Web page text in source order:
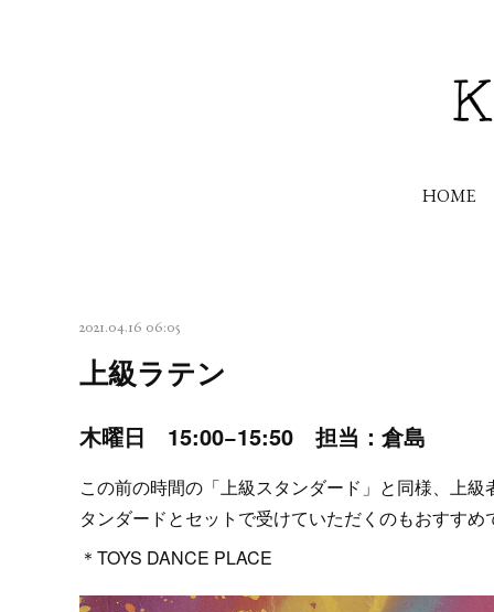
HOME
2021.04.16 06:05
上級ラテン
木曜日 15:00−15:50 担当：倉島
この前の時間の「上級スタンダード」と同様、上
タンダードとセットで受けていただくのもおすすめ
＊TOYS DANCE PLACE